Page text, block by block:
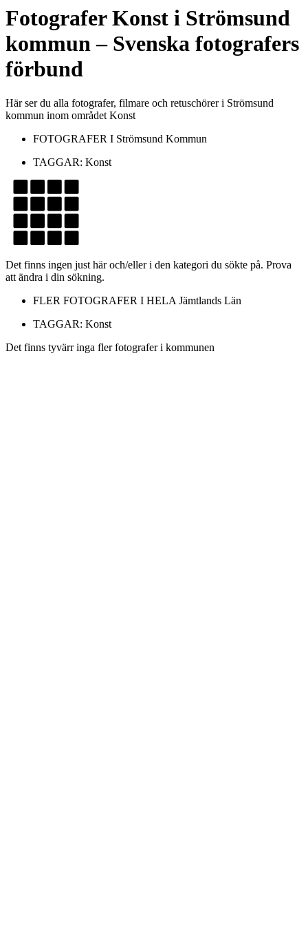
FotograferKonst i Strömsund
kommun– Svenska fotografers
förbund
Här ser du alla fotografer, filmare och retuschörer i Strömsund
kommun inom området Konst
FOTOGRAFER I Strömsund Kommun
TAGGAR: Konst
Det finns ingen just här och/eller i den kategori du sökte på. Prova
att ändra i din sökning.
FLER FOTOGRAFER I HELA Jämtlands Län
TAGGAR: Konst
Det finns tyvärr inga fler fotografer i kommunen